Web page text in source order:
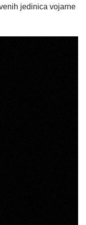
jedinica vojarne